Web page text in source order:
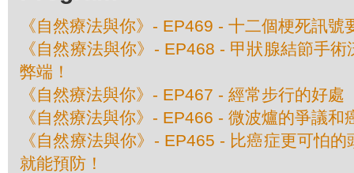
《自然療法與你》- EP469 - 十二個梗死訊號
《自然療法與你》- EP468 - 甲狀腺結節手
弊端！
《自然療法與你》- EP467 - 經常步行的好處
《自然療法與你》- EP466 - 微波爐的爭議和
《自然療法與你》- EP465 - 比癌症更可怕
就能預防！